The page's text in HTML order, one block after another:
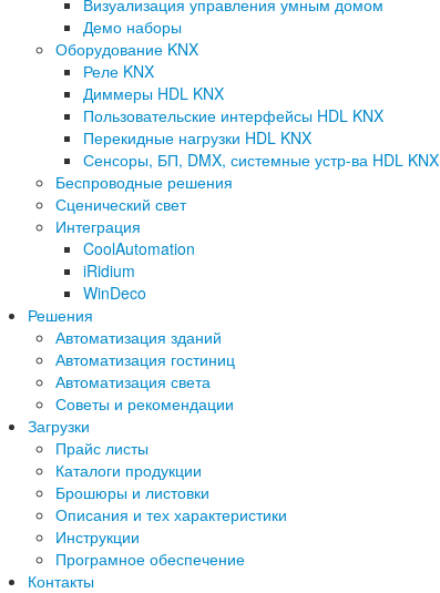
Визуализация управления умным домом
Демо наборы
Оборудование KNX
Реле KNX
Диммеры HDL KNX
Пользовательские интерфейсы HDL KNX
Перекидные нагрузки HDL KNX
Сенсоры, БП, DMX, системные устр-ва HDL KNX
Беспроводные решения
Сценический свет
Интеграция
CoolAutomation
iRidium
WinDeco
Решения
Автоматизация зданий
Автоматизация гостиниц
Автоматизация света
Советы и рекомендации
Загрузки
Прайс листы
Каталоги продукции
Брошюры и листовки
Описания и тех характеристики
Инструкции
Програмное обеспечение
Контакты